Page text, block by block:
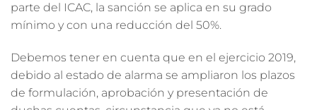
parte del ICAC, la sanción se aplica en su grado
mínimo y con una reducción del 50%.
Debemos tener en cuenta que en el ejercicio 2019,
debido al estado de alarma se ampliaron los plazos
de formulación, aprobación y presentación de